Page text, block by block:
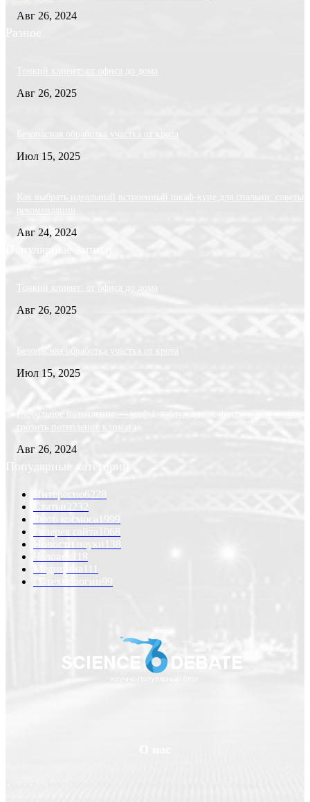
Авг 26, 2024
Разное
Тонкий клиент: от офиса до дома
Авг 26, 2025
Безопасная обработка участка от крота
Июл 15, 2025
Как выбрать идеальный встроенный шкаф-купе для спальни: советы
рекомендации
Авг 24, 2024
Популярные записи
Тонкий клиент: от офиса до дома
Авг 26, 2025
Безопасная обработка участка от крота
Июл 15, 2025
Глобальное потепление — мифы, заблуждения, факты и чем может
грозить потепление климата
Авг 26, 2024
Популярные категории
Интересно6228
Статьи
2232
Фото космоса
1999
Галерея сайта 1068
Новости науки
138
Человек
118
Медицина
IT-технологии99